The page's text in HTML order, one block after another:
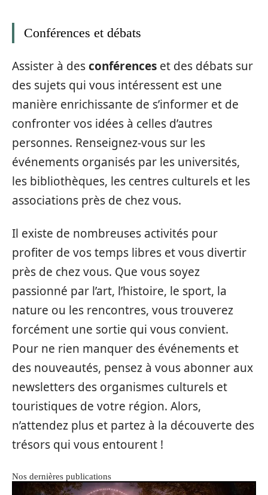
Conférences et débats
Assister à desconférences et des débats sur
des sujets qui vous intéressent est une
manière enrichissante de s’informer et de
confronter vos idées à celles d’autres
personnes. Renseignez-vous sur les
événements organisés par les universités,
les bibliothèques, les centres culturels et les
associations près de chez vous.
Il existe de nombreuses activités pour
profiter de vos temps libres et vous divertir
près de chez vous. Que vous soyez
passionné par l’art, l’histoire, le sport, la
nature ou les rencontres, vous trouverez
forcément une sortie qui vous convient.
Pour ne rien manquer des événements et
des nouveautés, pensez à vous abonner aux
newsletters des organismes culturels et
touristiques de votre région. Alors,
n’attendez plus et partez à la découverte des
trésors qui vous entourent !
Nos dernières publications